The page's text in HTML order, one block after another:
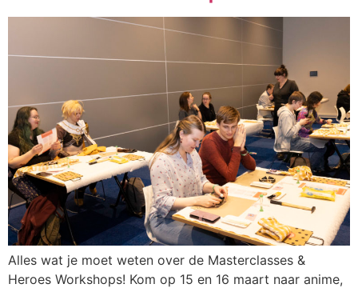
Alles wat je moet weten over de Masterclasses &
Heroes Workshops! Kom op 15 en 16 maart naar anime,